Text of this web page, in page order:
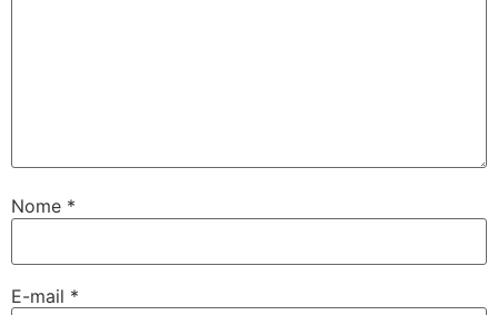
Nome *
E-mail *